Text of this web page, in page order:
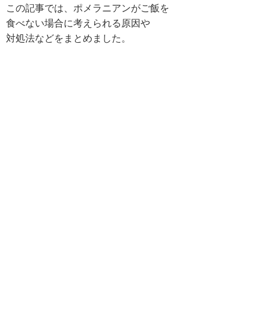
この記事では、ポメラニアンがご飯を
食べない場合に考えられる原因や
対処法などをまとめました。